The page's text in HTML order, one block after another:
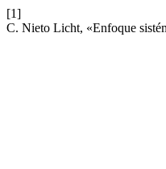
[1]
C. Nieto Licht, «Enfoque